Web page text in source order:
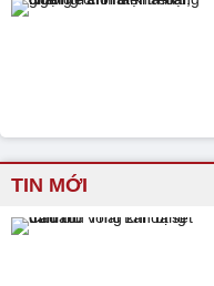
TIN MỚI